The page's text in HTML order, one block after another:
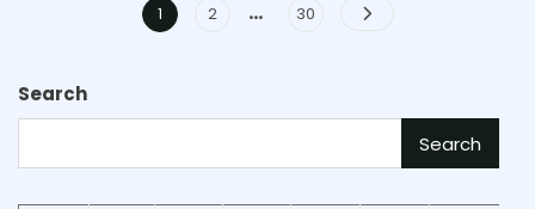
Posts
Page
1 Page
2 … Page
30
Search
Search